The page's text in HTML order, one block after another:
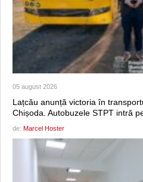
05 august 2026
Lațcău anunță victoria în
Chișoda. Autobuzele STPT intră
de: Marcel Hoster